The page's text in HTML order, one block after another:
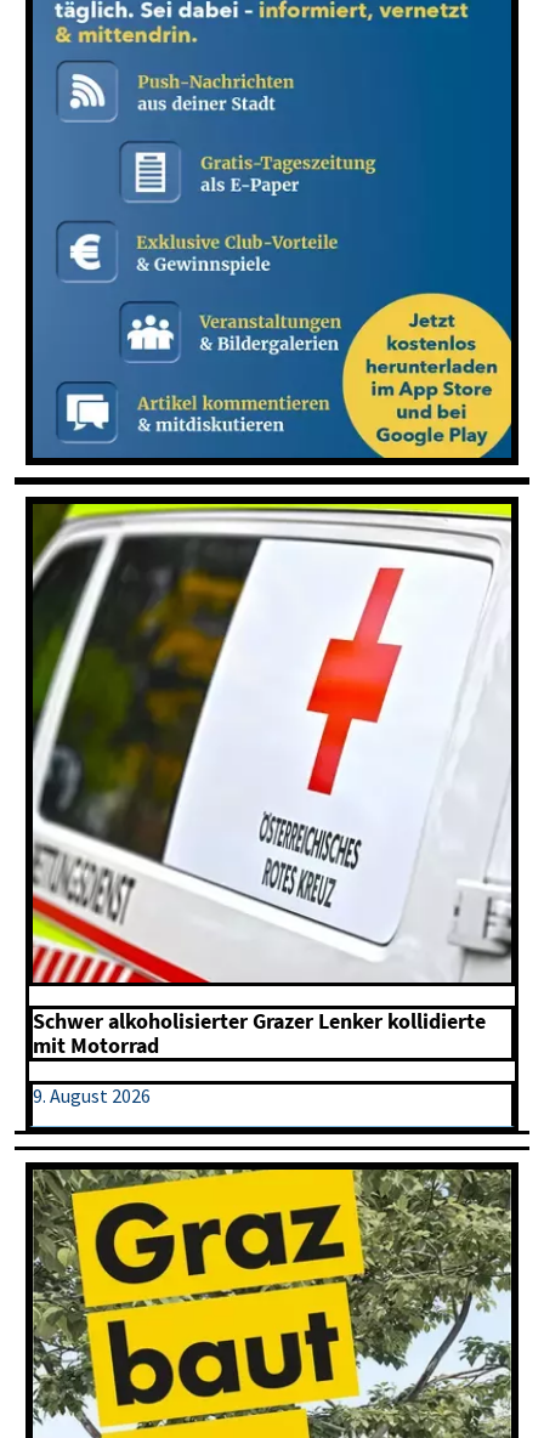
Schwer alkoholisierter Grazer Lenker kollidierte
mit Motorrad
9. August 2026